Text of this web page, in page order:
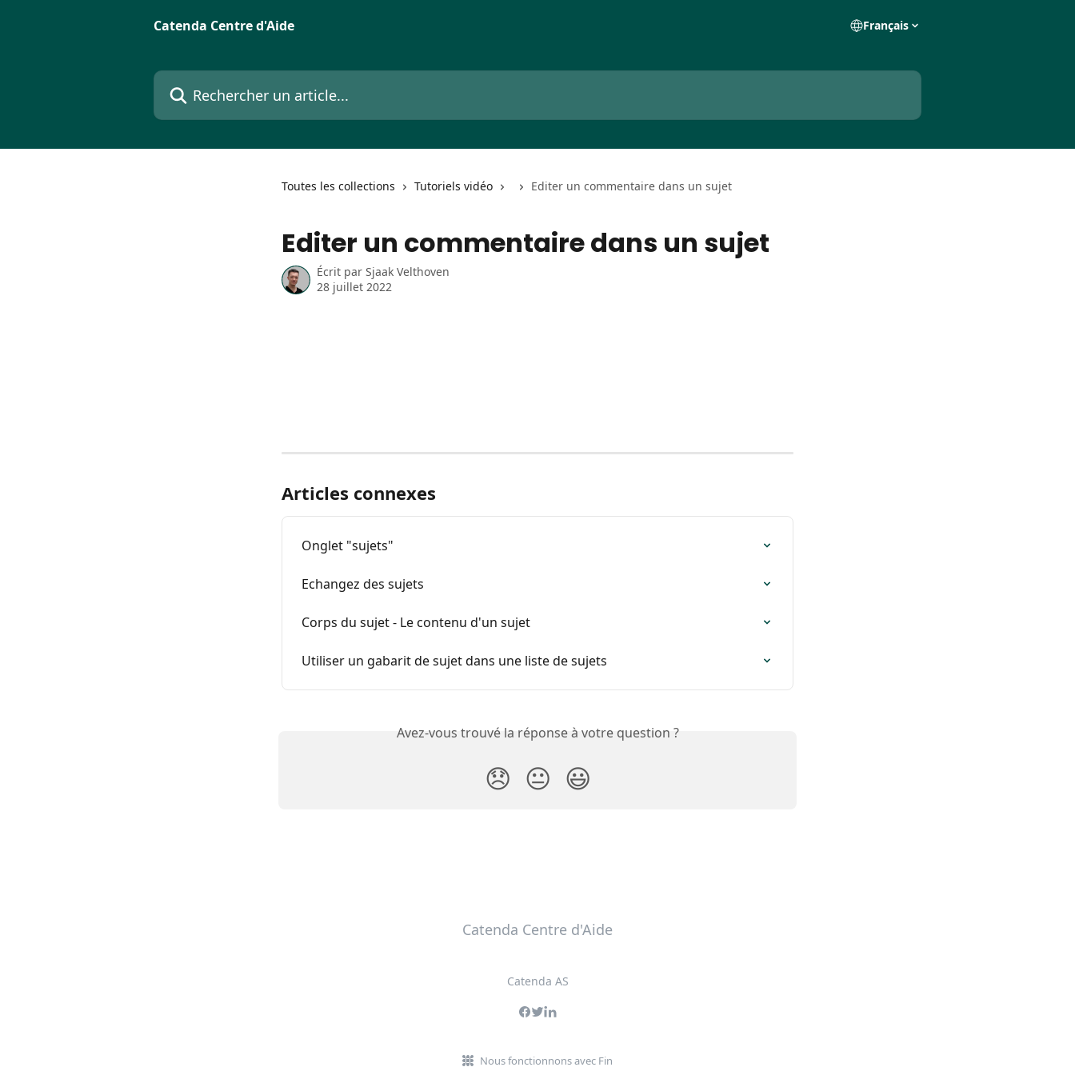
Catenda Centre d'Aide
Français
Rechercher un article...
Toutes les collections Tutoriels vidéo Editer un commentaire dans un sujet
Editer un commentaire dans un sujet
Écrit par Sjaak Velthoven
28 juillet 2022
Articles connexes
Onglet "sujets"
Echangez des sujets
Corps du sujet - Le contenu d'un sujet
Utiliser un gabarit de sujet dans une liste de sujets
Avez-vous trouvé la réponse à votre question ?
😞 😐 😃
Catenda Centre d'Aide
Catenda AS
Nous fonctionnons avec Fin